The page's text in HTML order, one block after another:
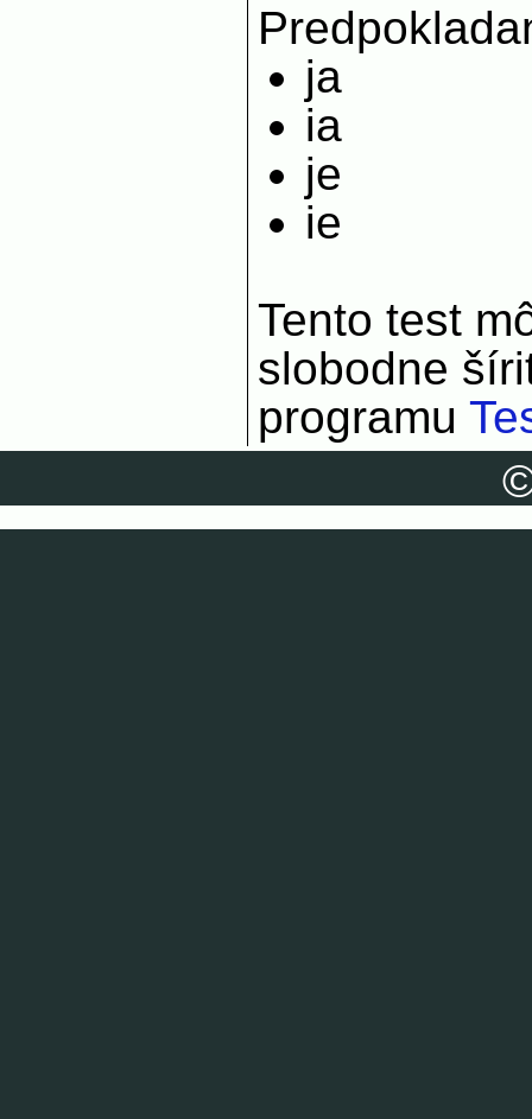
ja
ia
je
ie
Tento test
slobodne
programu